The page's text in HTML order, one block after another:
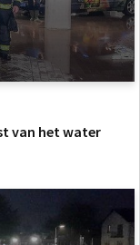
van het water